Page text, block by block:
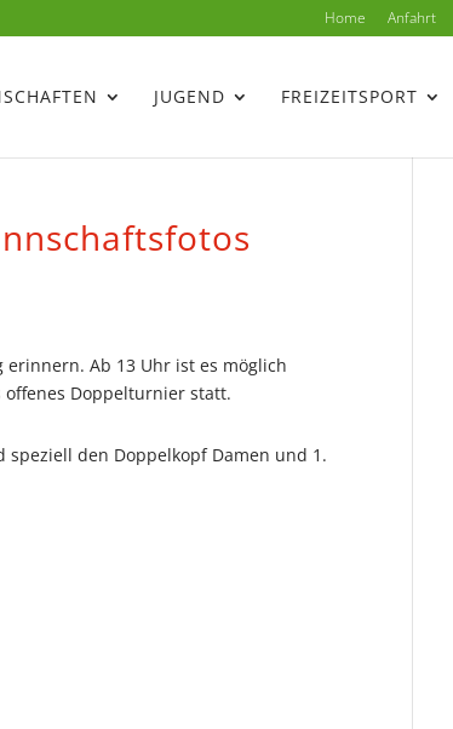
Home Anfahrt
JUGEND FREIZEITSPORT
Ab 13 Uhr ist es möglich
Doppelturnier statt.
den Doppelkopf Damen und 1.